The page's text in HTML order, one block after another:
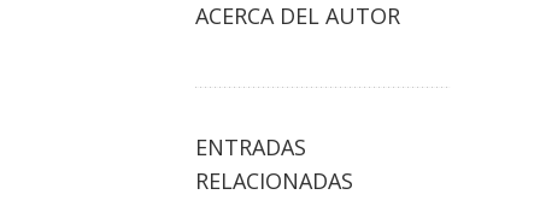
ACERCA DEL AUTOR
ENTRADAS
RELACIONADAS